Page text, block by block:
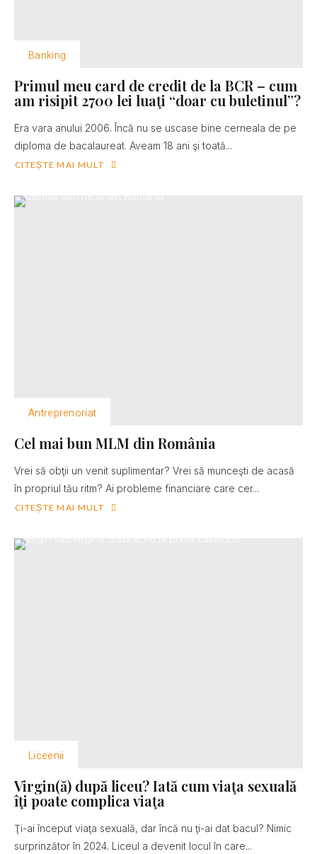
Banking
Primul meu card de credit de la BCR – cum
am risipit 2700 lei luaţi “doar cu buletinul”?
Era vara anului 2006. Încă nu se uscase bine cerneala de pe
diploma de bacalaureat. Aveam 18 ani şi toată...
CITEȘTE MAI MULT
Antreprenoriat
Cel mai bun MLM din România
Vrei să obţii un venit suplimentar? Vrei să munceşti de acasă
în propriul tău ritm? Ai probleme financiare care cer...
CITEȘTE MAI MULT
Liceenii
Virgin(ă) după liceu? Iată cum viaţa sexuală
îţi poate complica viaţa
Ţi-ai început viaţa sexuală, dar încă nu ţi-ai dat bacul? Nimic
surprinzător în 2024. Liceul a devenit locul în care...